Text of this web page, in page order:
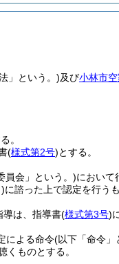
」という。)及び小林市
。
(様式第2号)とする。
員会」という。)において
に諮った上で認定を行う
導は、指導書(様式第3号)
による命令(以下「命令」
くものとする。